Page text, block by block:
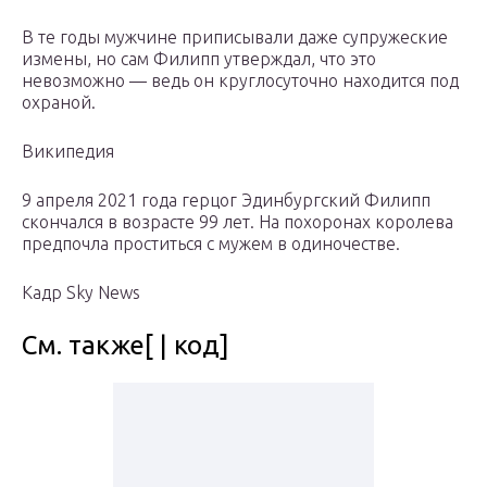
В те годы мужчине приписывали даже супружеские
измены, но сам Филипп утверждал, что это
невозможно — ведь он круглосуточно находится под
охраной.
Википедия
9 апреля 2021 года герцог Эдинбургский Филипп
скончался в возрасте 99 лет. На похоронах королева
предпочла проститься с мужем в одиночестве.
Кадр Sky News
См. также[ | код]